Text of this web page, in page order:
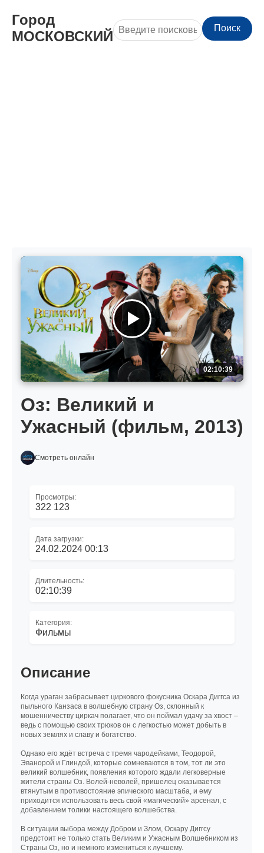
Город
МОСКОВСКИЙ
Поиск
02:10:39
Оз: Великий и
Ужасный (фильм, 2013)
Смотреть онлайн
Просмотры:
322 123
Дата загрузки:
24.02.2024 00:13
Длительность:
02:10:39
Категория:
Фильмы
Описание
Когда ураган забрасывает циркового фокусника Оскара Диггса из
пыльного Канзаса в волшебную страну Оз, склонный к
мошенничеству циркач полагает, что он поймал удачу за хвост –
ведь с помощью своих трюков он с легкостью может добыть в
новых землях и славу и богатство.
Однако его ждёт встреча с тремя чародейками, Теодорой,
Эванорой и Глиндой, которые сомневаются в том, тот ли это
великий волшебник, появления которого ждали легковерные
жители страны Оз. Волей-неволей, пришелец оказывается
втянутым в противостояние эпического масштаба, и ему
приходится использовать весь свой «магический» арсенал, с
добавлением толики настоящего волшебства.
В ситуации выбора между Добром и Злом, Оскару Диггсу
предстоит не только стать Великим и Ужасным Волшебником из
Страны Оз, но и немного измениться к лучшему.